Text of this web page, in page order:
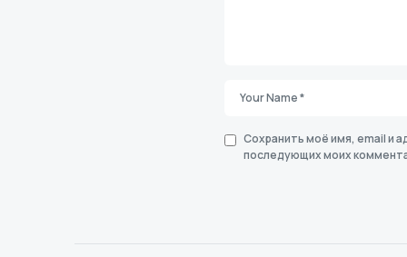
Сохранить моё имя, email и
последующих моих